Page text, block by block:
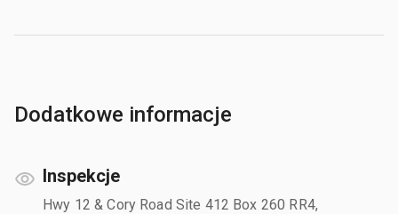
Dodatkowe informacje
Inspekcje
Hwy 12 & Cory Road Site 412 Box 260 RR4,